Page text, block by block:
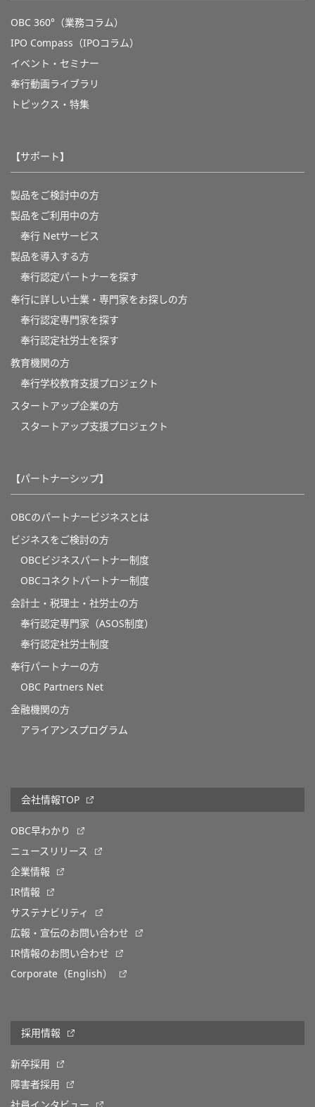
OBC 360°（業務コラム）
IPO Compass（IPOコラム）
イベント・セミナー
奉行動画ライブラリ
トピックス・特集
【サポート】
製品をご検討中の方
製品をご利用中の方
奉行 Netサービス
製品を導入する方
奉行認定パートナーを探す
奉行に詳しい士業・専門家をお探しの方
奉行認定専門家を探す
奉行認定社労士を探す
教育機関の方
奉⾏学校教育⽀援プロジェクト
スタートアップ企業の方
スタートアップ支援プロジェクト
【パートナーシップ】
OBCのパートナービジネスとは
ビジネスをご検討の方
OBCビジネスパートナー制度
OBCコネクトパートナー制度
会計士・税理士・社労士の方
奉行認定専門家（ASOS制度）
奉行認定社労士制度
奉行パートナーの方
OBC Partners Net
金融機関の方
アライアンスプログラム
会社情報TOP
OBC早わかり
ニュースリリース
企業情報
IR情報
サステナビリティ
広報・宣伝のお問い合わせ
IR情報のお問い合わせ
Corporate（English）
採用情報
新卒採用
障害者採用
社員インタビュー